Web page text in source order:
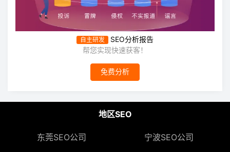
自主研发
SEO分析报告
帮您实现快速获客！
免费分析
地区SEO
东莞SEO公司
宁波SEO公司